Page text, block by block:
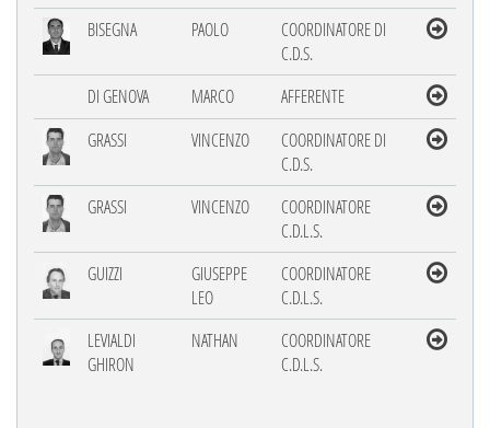
BISEGNA
PAOLO
COORDINATORE DI
C.D.S.
DI GENOVA
MARCO
AFFERENTE
GRASSI
VINCENZO
COORDINATORE DI
C.D.S.
GRASSI
VINCENZO
COORDINATORE
C.D.L.S.
GUIZZI
GIUSEPPE
LEO
COORDINATORE
C.D.L.S.
LEVIALDI
GHIRON
NATHAN
COORDINATORE
C.D.L.S.